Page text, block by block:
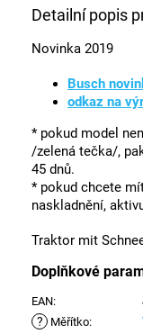
Detailní popis
Novinka 2019
Busch
odkaz na
* pokud model
/zelená tečka/,
45 dnů.
* pokud chcete
naskladnění,
Traktor mit
Doplňkové
EAN:
? Měřítko: